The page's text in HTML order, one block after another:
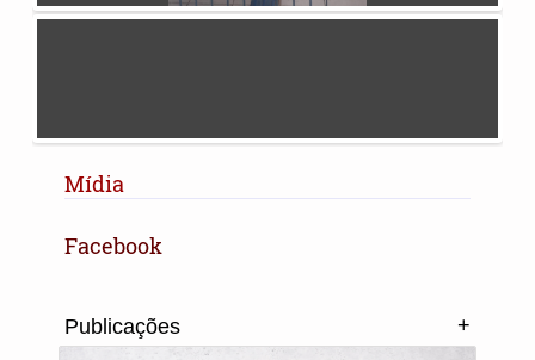
Mídia
Facebook
Publicações +